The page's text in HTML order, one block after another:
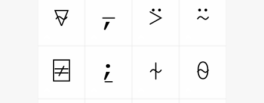
⍨
⍩
⍪
⍫
⍬
⍭
⍮
⍯